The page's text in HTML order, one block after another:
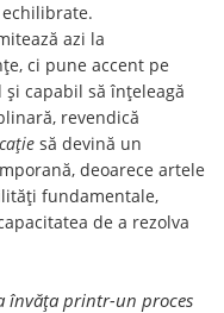
azi la
ci pune accent pe
capabil să înțeleagă
revendică
să devină un
deoarece artele
fundamentale,
de a rezolva
învăța printr-un proces